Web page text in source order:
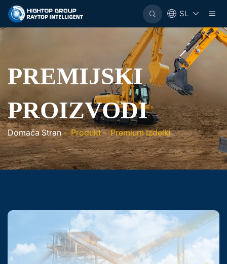
SL
PREMIJSKI
PROIZVODI
Domača Stran-Produkt-Premium Izdelki